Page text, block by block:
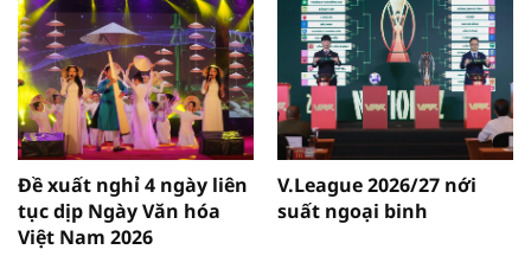
Đề xuất nghỉ 4 ngày liên
tục dịp Ngày Văn hóa
Việt Nam 2026
V.League 2026/27 nới
suất ngoại binh